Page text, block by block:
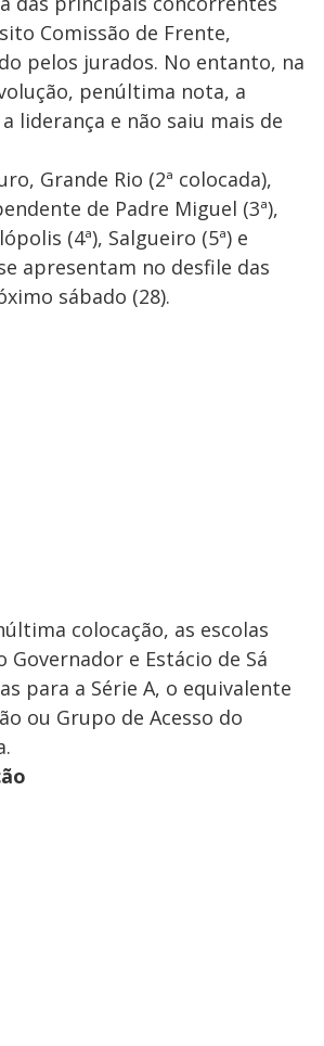
Comissão de Frente,
pelos jurados. No entanto, na
penúltima nota, a
liderança e não saiu mais de
Grande Rio (2ª colocada),
de Padre Miguel (3ª),
(4ª), Salgueiro (5ª) e
apresentam no desfile das
sábado (28).
colocação, as escolas
Governador e Estácio de Sá
para a Série A, o equivalente
ou Grupo de Acesso do